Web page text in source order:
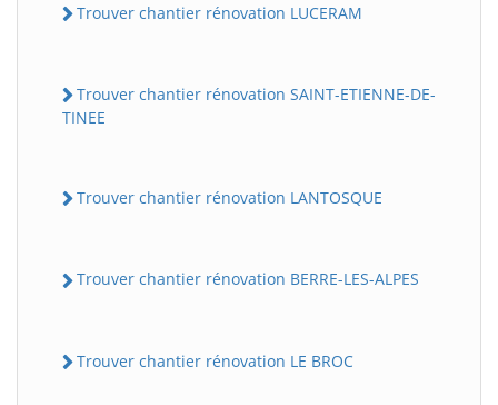
Trouver chantier rénovation LUCERAM
Trouver chantier rénovation SAINT-ETIENNE-DE-
TINEE
Trouver chantier rénovation LANTOSQUE
Trouver chantier rénovation BERRE-LES-ALPES
Trouver chantier rénovation LE BROC